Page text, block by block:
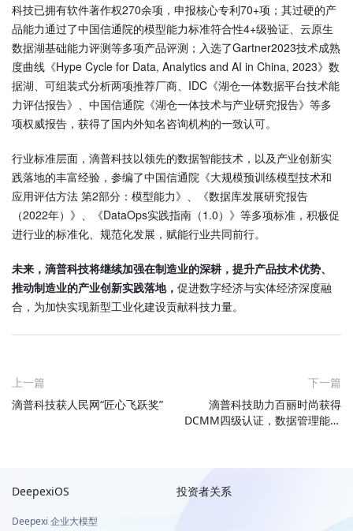
科技已拥有软件著作权270余项，申报核心专利70+项；其过硬的产
品能力通过了中国信通院的模型能力标准符合性4+级验证、云原生
数据湖基础能力评测等多项产品评测；入选了Gartner2023技术成熟
度曲线《Hype Cycle for Data, Analytics and AI in China, 2023》数
据湖、可组装式分析两项推荐厂商、IDC《湖仓一体数据平台技术能
力评估报告》、中国信通院《湖仓一体技术与产业研究报告》等多
项权威报告，获得了国内外知名咨询机构的一致认可。
行业标准层面，滴普科技以领先的数据智能技术，以及产业创新实
践落地的丰富经验，参编了中国信通院《大规模预训练模型技术和
应用评估方法 第2部分：模型能力》、《数据库发展研究报告
（2022年）》、《DataOps实践指南（1.0）》等多项标准，积极促
进行业的标准化、规范化发展，赋能行业共同前行。
未来，滴普科技将继续加强在制造业的深耕，提升产品技术优势、
推动制造业的产业创新实践落地， 促进数字经济与实体经济深度融
合，为加快实现新型工业化建设贡献科技力量。
上一篇
滴普科技获人民网“匠心飞跃奖”
下一篇
滴普科技助力百丽时尚获得
DCMM四级认证，数据管理能力
DeepexiOS
Deepexi 企业大模型
投资者关系